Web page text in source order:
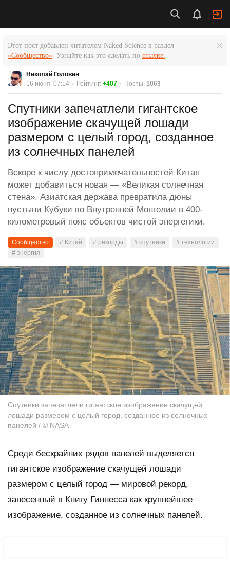
Этот пост добавлен читателем Naked Science в раздел
«Сообщество». Узнайте как это сделать по ссылке.
Николай Головин
16 июня, 07:14
Рейтинг: +407 Посты: 1063
Спутники запечатлели гигантское
изображение скачущей лошади
размером с целый город, созданное
из солнечных панелей
Вскоре к числу достопримечательностей Китая
может добавиться новая — «Великая солнечная
стена». Азиатская держава превратила дюны
пустыни Кубуки во Внутренней Монголии в 400-
километровый пояс объектов чистой энергетики.
Сообщество # Китай # рекорды # спутники
# технологии
# энергия
Спутники запечатлели гигантское изображение скачущей
лошади размером с целый город, созданное из солнечных
панелей / © NASA
Среди бескрайних рядов панелей выделяется
гигантское изображение скачущей лошади
размером с целый город — мировой рекорд,
занесенный в Книгу Гиннесса как крупнейшее
изображение, созданное из солнечных панелей.